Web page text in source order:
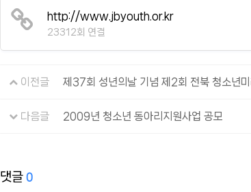
http://www.jbyouth.or.kr
23312회 연결
이전글 제37회 성년의날 기념 제2회 전북 청소년
다음글 2009년 청소년 동아리지원사업 공모
댓글 0